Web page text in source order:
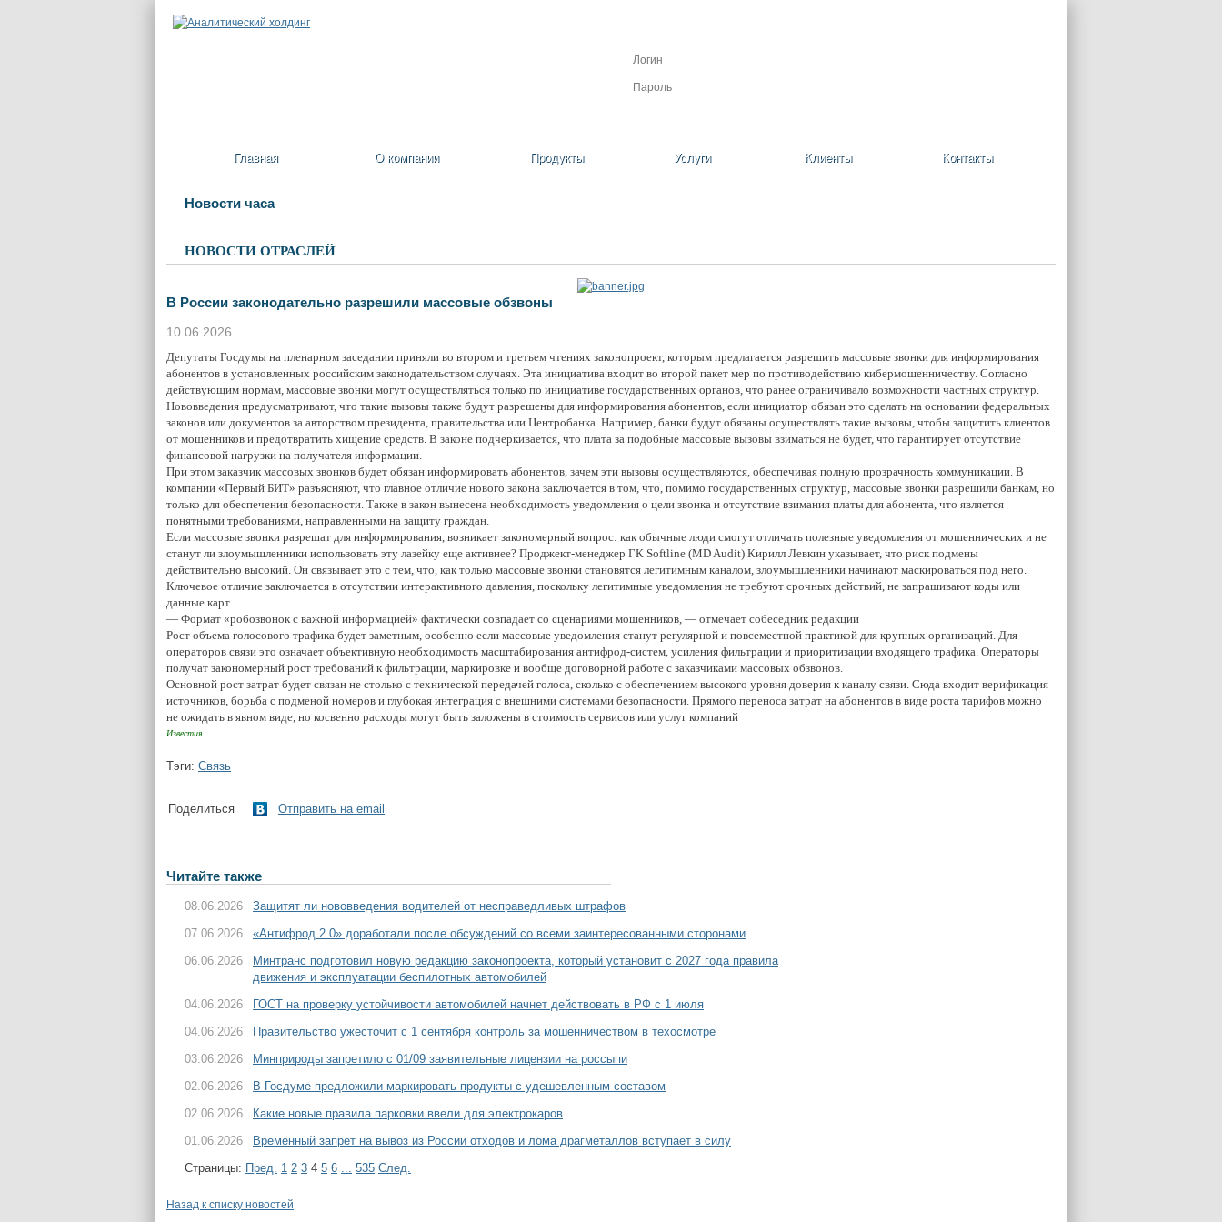
Главная О компании Продукты Услуги Клиенты Контакты
Новости часа
НОВОСТИ ОТРАСЛЕЙ
В России законодательно разрешили массовые обзвоны
10.06.2026
Депутаты Госдумы на пленарном заседании приняли во втором и третьем чтениях законопроект, которым предлагается разрешить массовые звонки для информирования
абонентов в установленных российским законодательством случаях. Эта инициатива входит во второй пакет мер по противодействию кибермошенничеству. Согласно
действующим нормам, массовые звонки могут осуществляться только по инициативе государственных органов, что ранее ограничивало возможности частных структур.
Нововведения предусматривают, что такие вызовы также будут разрешены для информирования абонентов, если инициатор обязан это сделать на основании федеральных
законов или документов за авторством президента, правительства или Центробанка. Например, банки будут обязаны осуществлять такие вызовы, чтобы защитить клиентов
от мошенников и предотвратить хищение средств. В законе подчеркивается, что плата за подобные массовые вызовы взиматься не будет, что гарантирует отсутствие
финансовой нагрузки на получателя информации.
При этом заказчик массовых звонков будет обязан информировать абонентов, зачем эти вызовы осуществляются, обеспечивая полную прозрачность коммуникации. В
компании «Первый БИТ» разъясняют, что главное отличие нового закона заключается в том, что, помимо государственных структур, массовые звонки разрешили банкам, но
только для обеспечения безопасности. Также в закон вынесена необходимость уведомления о цели звонка и отсутствие взимания платы для абонента, что является
понятными требованиями, направленными на защиту граждан.
Если массовые звонки разрешат для информирования, возникает закономерный вопрос: как обычные люди смогут отличать полезные уведомления от мошеннических и не
станут ли злоумышленники использовать эту лазейку еще активнее? Проджект-менеджер ГК Softline (MD Audit) Кирилл Левкин указывает, что риск подмены
действительно высокий. Он связывает это с тем, что, как только массовые звонки становятся легитимным каналом, злоумышленники начинают маскироваться под него.
Ключевое отличие заключается в отсутствии интерактивного давления, поскольку легитимные уведомления не требуют срочных действий, не запрашивают коды или
данные карт.
— Формат «робозвонок с важной информацией» фактически совпадает со сценариями мошенников, — отмечает собеседник редакции
Рост объема голосового трафика будет заметным, особенно если массовые уведомления станут регулярной и повсеместной практикой для крупных организаций. Для
операторов связи это означает объективную необходимость масштабирования антифрод-систем, усиления фильтрации и приоритизации входящего трафика. Операторы
получат закономерный рост требований к фильтрации, маркировке и вообще договорной работе с заказчиками массовых обзвонов.
Основной рост затрат будет связан не столько с технической передачей голоса, сколько с обеспечением высокого уровня доверия к каналу связи. Сюда входит верификация
источников, борьба с подменой номеров и глубокая интеграция с внешними системами безопасности. Прямого переноса затрат на абонентов в виде роста тарифов можно
не ожидать в явном виде, но косвенно расходы могут быть заложены в стоимость сервисов или услуг компаний
Известия
Тэги: Связь
Поделиться Отправить на email
Читайте также
08.06.2026
Защитят ли нововведения водителей от несправедливых штрафов
07.06.2026
«Антифрод 2.0» доработали после обсуждений со всеми заинтересованными сторонами
06.06.2026
Минтранс подготовил новую редакцию законопроекта, который установит с 2027 года правила
движения и эксплуатации беспилотных автомобилей
04.06.2026
ГОСТ на проверку устойчивости автомобилей начнет действовать в РФ с 1 июля
04.06.2026
Правительство ужесточит с 1 сентября контроль за мошенничеством в техосмотре
03.06.2026
Минприроды запретило с 01/09 заявительные лицензии на россыпи
02.06.2026
В Госдуме предложили маркировать продукты с удешевленным составом
02.06.2026
Какие новые правила парковки ввели для электрокаров
01.06.2026
Временный запрет на вывоз из России отходов и лома драгметаллов вступает в силу
Страницы: Пред. 1 2 3 4 5 6 ... 535 След.
Назад к списку новостей